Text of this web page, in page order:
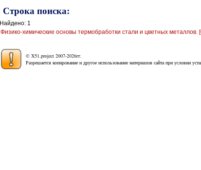
Строка поиска:
Найдено: 1
Физико-химические основы термобработки стали и цветных металлов.
© X51.project 2007-2026гг.
Разрешается копирование и другое использование материалов сайта при условии